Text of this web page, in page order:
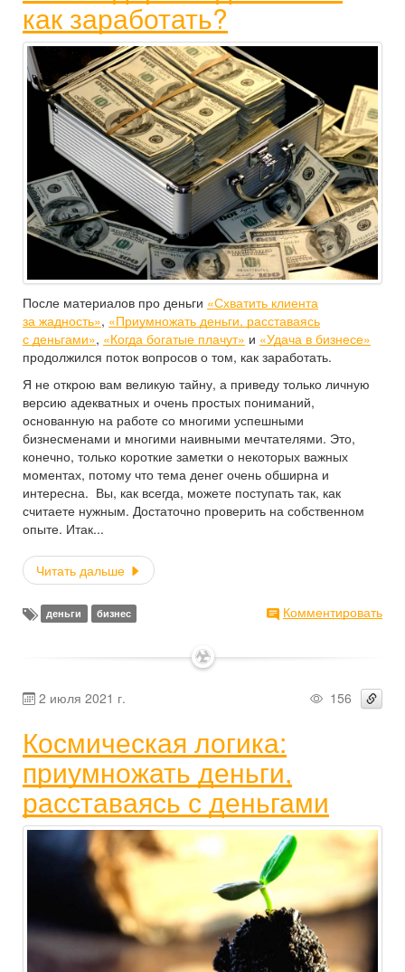
как заработать?
После материалов про деньги «Схватить клиента
за жадность», «Приумножать деньги, расставаясь
с деньгами», «Когда богатые плачут» и «Удача в бизнесе»
продолжился поток вопросов о том, как заработать.
Я не открою вам великую тайну, а приведу только личную
версию адекватных и очень простых пониманий,
основанную на работе со многими успешными
бизнесменами и многими наивными мечтателями. Это,
конечно, только короткие заметки о некоторых важных
моментах, потому что тема денег очень обширна и
интересна. Вы, как всегда, можете поступать так, как
считаете нужным. Достаточно проверить на собственном
опыте. Итак...
Читать дальше
деньги бизнес Комментировать
✶
2 июля 2021 г. 156
Космическая логика:
приумножать деньги,
расставаясь с деньгами